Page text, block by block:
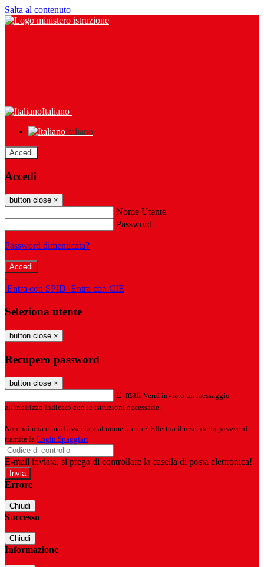
Salta al contenuto
Italiano
Italiano
Accedi
Accedi
button close ×
Nome Utente
Password
Password dimenticata?
-
Entra con SPID Entra con CIE
Seleziona utente
button close ×
Recupero password
button close ×
E-mail Verrà inviato un messaggio
all'indirizzo indicato con le istruzioni necessarie.
Non hai una e-mail associata al nome utente? Effettua il reset della password
tramite la Login Spaggiari
E-mail inviata, si prega di controllare la casella di posta elettronica!
Errore
Chiudi
Successo
Chiudi
Informazione